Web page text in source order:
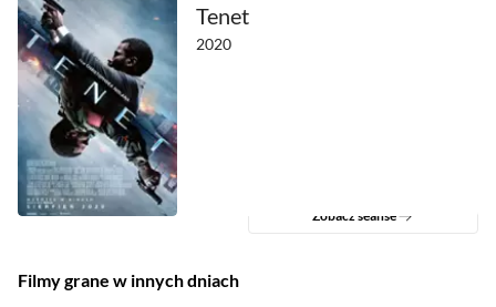
Tenet
2020
Zobacz seanse
Filmy grane w innych dniach